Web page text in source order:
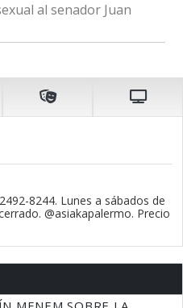
al senador Juan
8244. Lunes a sábados de
@asiakapalermo. Precio